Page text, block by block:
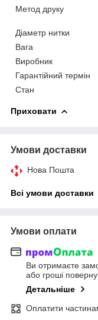
Метод друку
Діаметр нитки
Вага
Виробник
Гарантійний термін
Стан
Приховати
Умови доставки
Нова Пошта
Всі умови доставки
Умови оплати
Ви отримаєте
або гроші
Детальніше
Оплатити